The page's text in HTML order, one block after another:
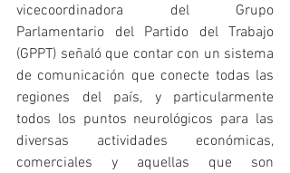
vicecoordinadora del Grupo
Parlamentario del Partido del Trabajo
(GPPT) señaló que contar con un sistema
de comunicación que conecte todas las
regiones del país, y particularmente
todos los puntos neurológicos para las
diversas actividades económicas,
comerciales y aquellas que son